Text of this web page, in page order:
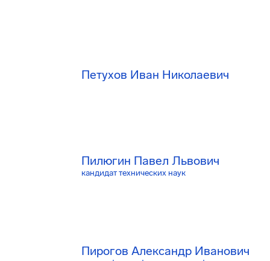
Петухов Иван Николаевич
Пилюгин Павел Львович
кандидат технических наук
Пирогов Александр Иванович